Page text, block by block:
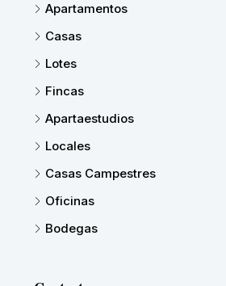
Apartamentos
Casas
Lotes
Fincas
Apartaestudios
Locales
Casas Campestres
Oficinas
Bodegas